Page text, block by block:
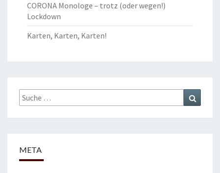
CORONA Monologe – trotz (oder wegen!)
Lockdown
Karten, Karten, Karten!
Suche
nach:
META